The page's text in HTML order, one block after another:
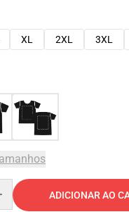
XL 2XL 3XL
ADICIONAR AO